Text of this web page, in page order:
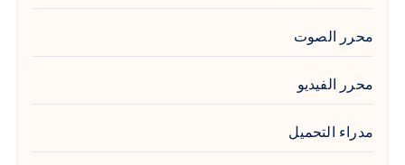
محرر الصوت
محرر الفيديو
مدراء التحميل